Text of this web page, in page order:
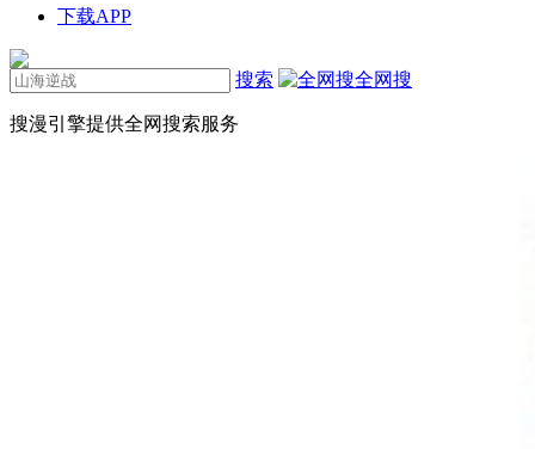
下载APP
搜索 全网搜
搜漫引擎提供全网搜索服务